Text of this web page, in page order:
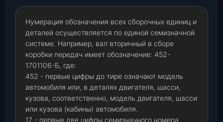
Нумерация обозначения всех сборочных единиц и
деталей осуществляется по единой семизначной
системе. Например, вал вторичный в сборе
коробки передач имеет обозначение: 452-
1701106-Б, где:
452 - первые цифры до тире означают модель
автомобиля или, в деталях двигателя, шасси,
кузова, соответственно, модель двигателя, шасси
или кузова (кабины) автомобиля.
17 - первые две цифры семизначного номера